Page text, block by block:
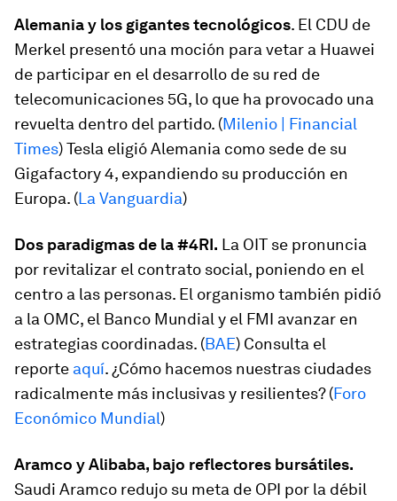
Alemania y los gigantes tecnológicos. El CDU de
Merkel presentó una moción para vetar a Huawei
de participar en el desarrollo de su red de
telecomunicaciones 5G, lo que ha provocado una
revuelta dentro del partido. (Milenio | Financial
Times) Tesla eligió Alemania como sede de su
Gigafactory 4, expandiendo su producción en
Europa. (La Vanguardia)
Dos paradigmas de la #4RI. La OIT se pronuncia
por revitalizar el contrato social, poniendo en el
centro a las personas. El organismo también pidió
a la OMC, el Banco Mundial y el FMI avanzar en
estrategias coordinadas. (BAE) Consulta el
reporte aquí. ¿Cómo hacemos nuestras ciudades
radicalmente más inclusivas y resilientes? (Foro
Económico Mundial)
Aramco y Alibaba, bajo reflectores bursátiles.
Saudi Aramco redujo su meta de OPI por la débil